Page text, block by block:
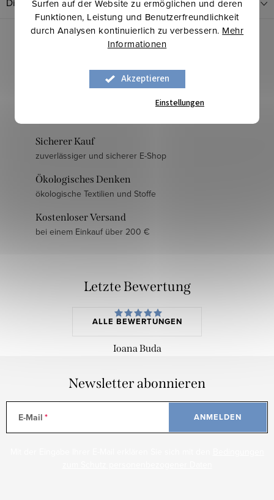
Surfen auf der Website zu ermöglichen und deren
Funktionen, Leistung und Benutzerfreundlichkeit
durch Analysen kontinuierlich zu verbessern. Mehr
Informationen
Akzeptieren
Einstellungen
Sicherer Kauf
zuverlässiger und sicherer E-Shop
Ökologisches Denken
ökologische Textilien und Stoffe
Kostenloser Versand
bei einem Einkauf über 200 €
Letzte Bewertung
ALLE BEWERTUNGEN
Ioana Buda
Newsletter abonnieren
E-Mail ANMELDEN